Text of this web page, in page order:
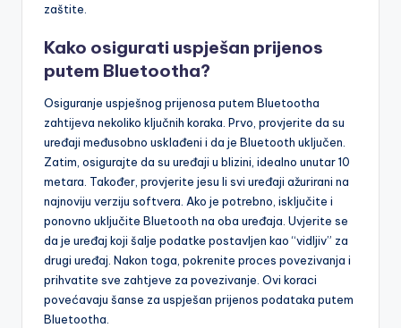
zaštite.
Kako osigurati uspješan prijenos
putem Bluetootha?
Osiguranje uspješnog prijenosa putem Bluetootha
zahtijeva nekoliko ključnih koraka. Prvo, provjerite da su
uređaji međusobno usklađeni i da je Bluetooth uključen.
Zatim, osigurajte da su uređaji u blizini, idealno unutar 10
metara. Također, provjerite jesu li svi uređaji ažurirani na
najnoviju verziju softvera. Ako je potrebno, isključite i
ponovno uključite Bluetooth na oba uređaja. Uvjerite se
da je uređaj koji šalje podatke postavljen kao “vidljiv” za
drugi uređaj. Nakon toga, pokrenite proces povezivanja i
prihvatite sve zahtjeve za povezivanje. Ovi koraci
povećavaju šanse za uspješan prijenos podataka putem
Bluetootha.